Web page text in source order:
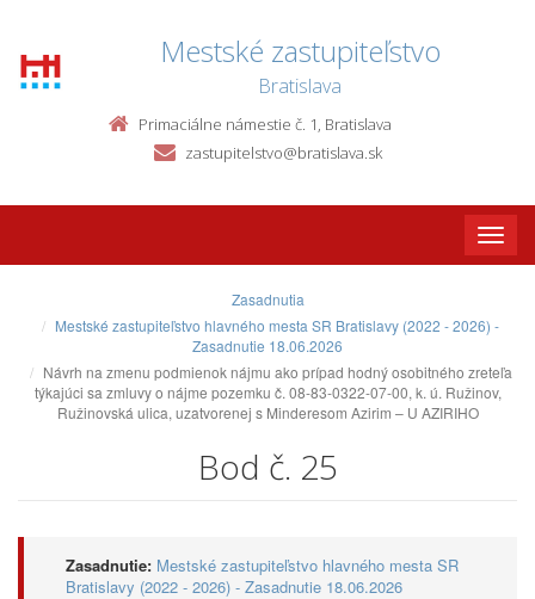
Mestské zastupiteľstvo
Bratislava
Primaciálne námestie č. 1, Bratislava
zastupitelstvo@bratislava.sk
Toggle
Zasadnutia
Mestské zastupiteľstvo hlavného mesta SR Bratislavy (2022 - 2026) -
Zasadnutie 18.06.2026
Návrh na zmenu podmienok nájmu ako prípad hodný osobitného zreteľa
týkajúci sa zmluvy o nájme pozemku č. 08-83-0322-07-00, k. ú. Ružinov,
Ružinovská ulica, uzatvorenej s Minderesom Azirim – U AZIRIHO
Bod č. 25
Zasadnutie: Mestské zastupiteľstvo hlavného mesta SR
Bratislavy (2022 - 2026) - Zasadnutie 18.06.2026